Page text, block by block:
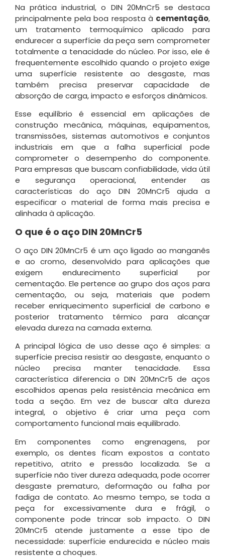
Na prática industrial, o DIN 20MnCr5 se destaca
principalmente pela boa resposta à cementação,
um tratamento termoquímico aplicado para
endurecer a superfície da peça sem comprometer
totalmente a tenacidade do núcleo. Por isso, ele é
frequentemente escolhido quando o projeto exige
uma superfície resistente ao desgaste, mas
também precisa preservar capacidade de
absorção de carga, impacto e esforços dinâmicos.
Esse equilíbrio é essencial em aplicações de
construção mecânica, máquinas, equipamentos,
transmissões, sistemas automotivos e conjuntos
industriais em que a falha superficial pode
comprometer o desempenho do componente.
Para empresas que buscam confiabilidade, vida útil
e segurança operacional, entender as
características do aço DIN 20MnCr5 ajuda a
especificar o material de forma mais precisa e
alinhada à aplicação.
O que é o aço DIN 20MnCr5
O aço DIN 20MnCr5 é um aço ligado ao manganês
e ao cromo, desenvolvido para aplicações que
exigem endurecimento superficial por
cementação. Ele pertence ao grupo dos aços para
cementação, ou seja, materiais que podem
receber enriquecimento superficial de carbono e
posterior tratamento térmico para alcançar
elevada dureza na camada externa.
A principal lógica de uso desse aço é simples: a
superfície precisa resistir ao desgaste, enquanto o
núcleo precisa manter tenacidade. Essa
característica diferencia o DIN 20MnCr5 de aços
escolhidos apenas pela resistência mecânica em
toda a seção. Em vez de buscar alta dureza
integral, o objetivo é criar uma peça com
comportamento funcional mais equilibrado.
Em componentes como engrenagens, por
exemplo, os dentes ficam expostos a contato
repetitivo, atrito e pressão localizada. Se a
superfície não tiver dureza adequada, pode ocorrer
desgaste prematuro, deformação ou falha por
fadiga de contato. Ao mesmo tempo, se toda a
peça for excessivamente dura e frágil, o
componente pode trincar sob impacto. O DIN
20MnCr5 atende justamente a esse tipo de
necessidade: superfície endurecida e núcleo mais
resistente a choques.